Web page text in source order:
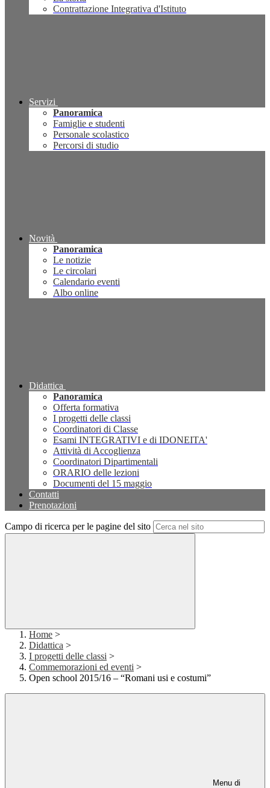
Contrattazione Integrativa d'Istituto
Servizi
Panoramica
Famiglie e studenti
Personale scolastico
Percorsi di studio
Novità
Panoramica
Le notizie
Le circolari
Calendario eventi
Albo online
Didattica
Panoramica
Offerta formativa
I progetti delle classi
Coordinatori di Classe
Esami INTEGRATIVI e di IDONEITA'
Attività di Accoglienza
Coordinatori Dipartimentali
ORARIO delle lezioni
Documenti del 15 maggio
Contatti
Prenotazioni
Campo di ricerca per le pagine del sito
Home >
Didattica >
I progetti delle classi >
Commemorazioni ed eventi >
Open school 2015/16 – “Romani usi e costumi”
Menu di